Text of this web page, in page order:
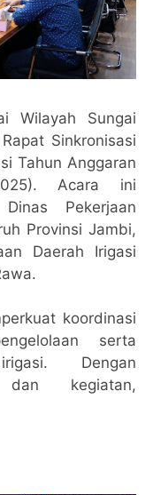
Wilayah Sungai
Sinkronisasi
Tahun Anggaran
Acara ini
Pekerjaan
Provinsi Jambi,
Daerah Irigasi
koordinasi
serta
Dengan
dan kegiatan,